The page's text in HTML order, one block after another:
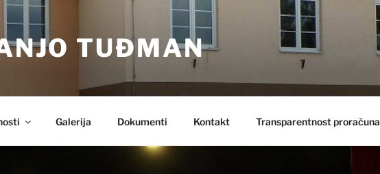
TUĐMAN
Galerija Dokumenti Kontakt Transparentnost proračuna